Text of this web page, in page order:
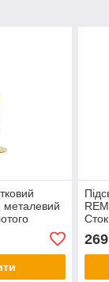
металевий
свічки
269